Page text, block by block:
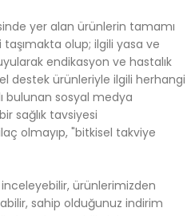
yer alan ürünlerin tamamı
olup; ilgili yasa ve
endikasyon ve hastalık
destek ürünleriyle ilgili herhangi
bulunan sosyal medya
sağlık tavsiyesi
olmayıp, "bitkisel takviye
ürünlerimizden
sahip olduğunuz indirim